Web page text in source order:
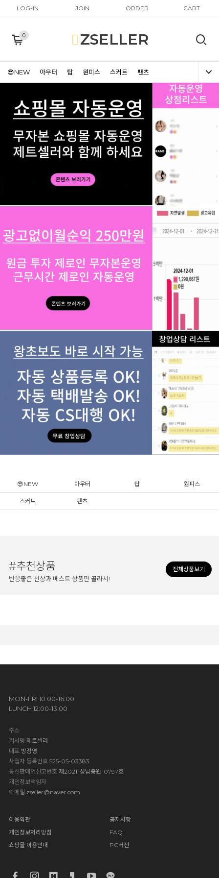
LOG-IN JOIN ORDER CART
0 ZSELLER
😎NEW 아우터 탑 원피스 스커트 팬츠
😎NEW 아우터 탑 원피스
스커트 팬츠
전체상품보기
#추천상품
반응좋은 신상과 베스트 상품만 골라서!
MON-FRI 10:00-16:00
LUNCH 12:00-13:00
주소
회사명 제트셀러
대표방정영
사업자 등록번호 525-05-03383
통신판매업신고번호 제2021-성남중원-0797호
개인정보책임자
이메일 zseller@naver.com
이용약관
개인정보처리방침
쇼핑몰 이용안내
공지사항
FAQ
PC버전